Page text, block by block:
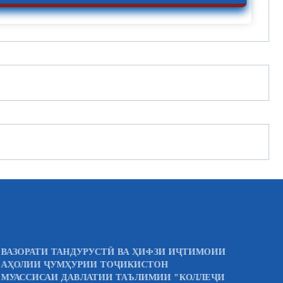
ВАЗОРАТИ ТАНДУРУСТӢ ВА ҲИФЗИ ИҶТИМОИИ
АҲОЛИИ ҶУМҲУРИИ ТОҶИКИСТОН
МУАССИСАИ ДАВЛАТИИ ТАЪЛИМИИ "КОЛЛЕҶИ